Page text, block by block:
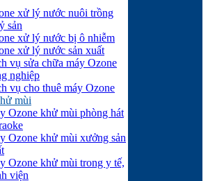
xử lý nước nuôi trồng
sản
xử lý nước bị ô nhiễm
xử lý nước sản xuất
vụ sửa chữa máy Ozone
nghiệp
vụ cho thuê máy Ozone
mùi
Ozone khử mùi phòng hát
Ozone khử mùi xưởng sản
Ozone khử mùi trong y tế,
viện